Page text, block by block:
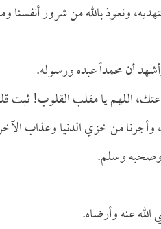
ونعوذ بالله من شرور أنفسنا
أن محمداً عبده ورسوله.
اللهم يا مقلب القلوب! ثبت
وأجرنا من خزي الدنيا وعذاب
وصحبه وسلم.
عنه وأرضاه.